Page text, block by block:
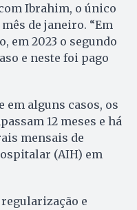
Ibrahim, o único
de janeiro. “Em
em 2023 o segundo
e neste foi pago
em alguns casos, os
12 meses e há
mensais de
(AIH) em
e